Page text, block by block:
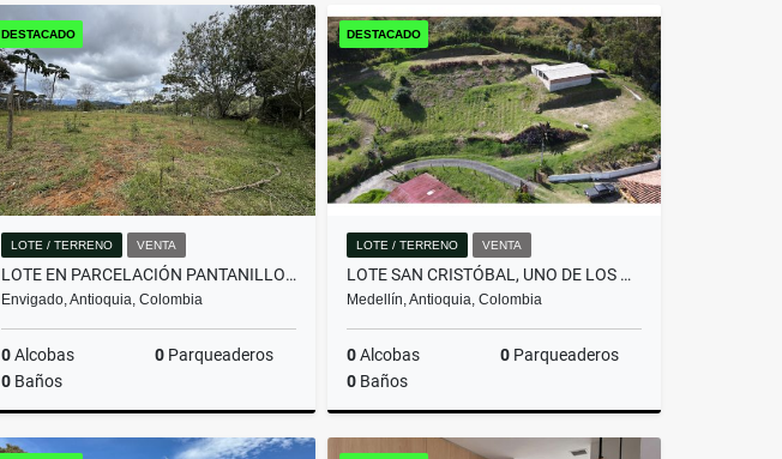
Venta
$9.999.999.999
Venta
$382.480.000
DESTACADO
LOTE / TERRENO VENTA
LOTE EN PARCELACIÓN PANTANILLO ENVIGADO ALTOS DE LA MANUELA
Envigado, Antioquia, Colombia
0Alcobas 0 Parqueaderos
0 Baños
Venta
DESTACADO
LOTE / TERRENO VENTA
LOTE SAN CRISTÓBAL, UNO DE LOS MEJORES LOTES DE LA PARCELACIÓN
Medellín, Antioquia, Colombia
0Alcobas 0 Parqueaderos
0 Baños
Venta